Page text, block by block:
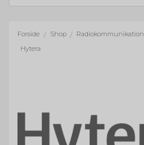
t
o
Forside / Shop / Radiokommunikation
Hytera